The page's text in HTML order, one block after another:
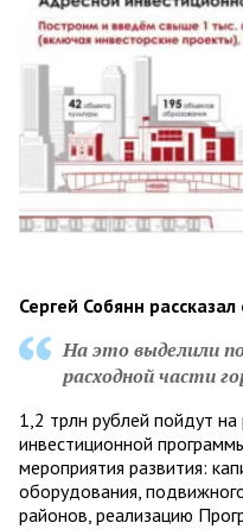
Сергей Собянн
На это выделили
расходной части
1,2 трлн рублей пойдут
инвестиционной
мероприятия развития:
оборудования,
районов, реализацию